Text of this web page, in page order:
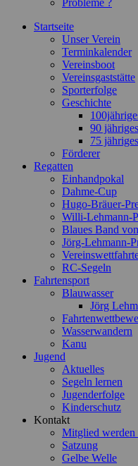
Startseite
Unser Verein
Terminkalender
Vereinsboot
Vereinsgaststätte
Sporterfolge
Geschichte
90
75
Förderer
Regatten
Einhandpokal
Dahme-Cup
Hugo-Bräuer-
Willi-Lehmann-
Blaues Band
Jörg-Lehmann-
RC-Segeln
Fahrtensport
Blauwasser
Jörg
Wasserwandern
Kanu
Jugend
Aktuelles
Segeln lernen
Jugenderfolge
Kinderschutz
Kontakt
Mitglied
Satzung
Gelbe Welle